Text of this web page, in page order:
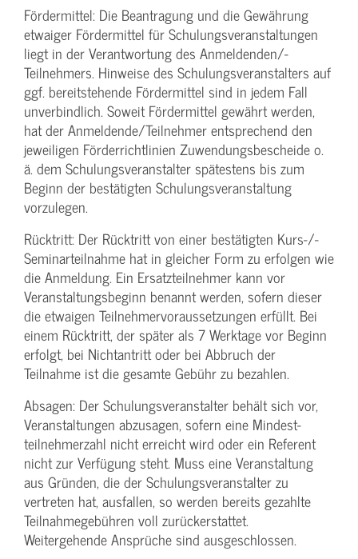
Fördermittel: Die Beantragung und die Gewährung
etwaiger Fördermittel für Schulungs­veranstaltungen
liegt in der Verantwortung des Anmeldenden/­
Teilnehmers. Hinweise des Schulungs­veranstalters auf
ggf. bereitstehende Fördermittel sind in jedem Fall
unverbindlich. Soweit Fördermittel gewährt werden,
hat der Anmeldende/­Teilnehmer entsprechend den
jeweiligen Förderrichtlinien Zuwendungs­bescheide o.
ä. dem Schulungs­veranstalter spätestens bis zum
Beginn der bestätigten Schulungs­veranstaltung
vorzulegen.
Rücktritt: Der Rücktritt von einer bestätigten Kurs-/­
Seminarteilnahme hat in gleicher Form zu erfolgen wie
die Anmeldung. Ein Ersatzteilnehmer kann vor
Veranstaltungs­beginn benannt werden, sofern dieser
die etwaigen Teilnehmer­voraussetzungen erfüllt. Bei
einem Rücktritt, der später als 7 Werktage vor Beginn
erfolgt, bei Nichtantritt oder bei Abbruch der
Teilnahme ist die gesamte Gebühr zu bezahlen.
Absagen: Der Schulungs­veranstalter behält sich vor,
Veranstaltungen abzusagen, sofern eine Mindest­
teilnehmerzahl nicht erreicht wird oder ein Referent
nicht zur Verfügung steht. Muss eine Veranstaltung
aus Gründen, die der Schulungs­veranstalter zu
vertreten hat, ausfallen, so werden bereits gezahlte
Teilnahme­gebühren voll zurückerstattet.
Weitergehende Ansprüche sind ausgeschlossen.